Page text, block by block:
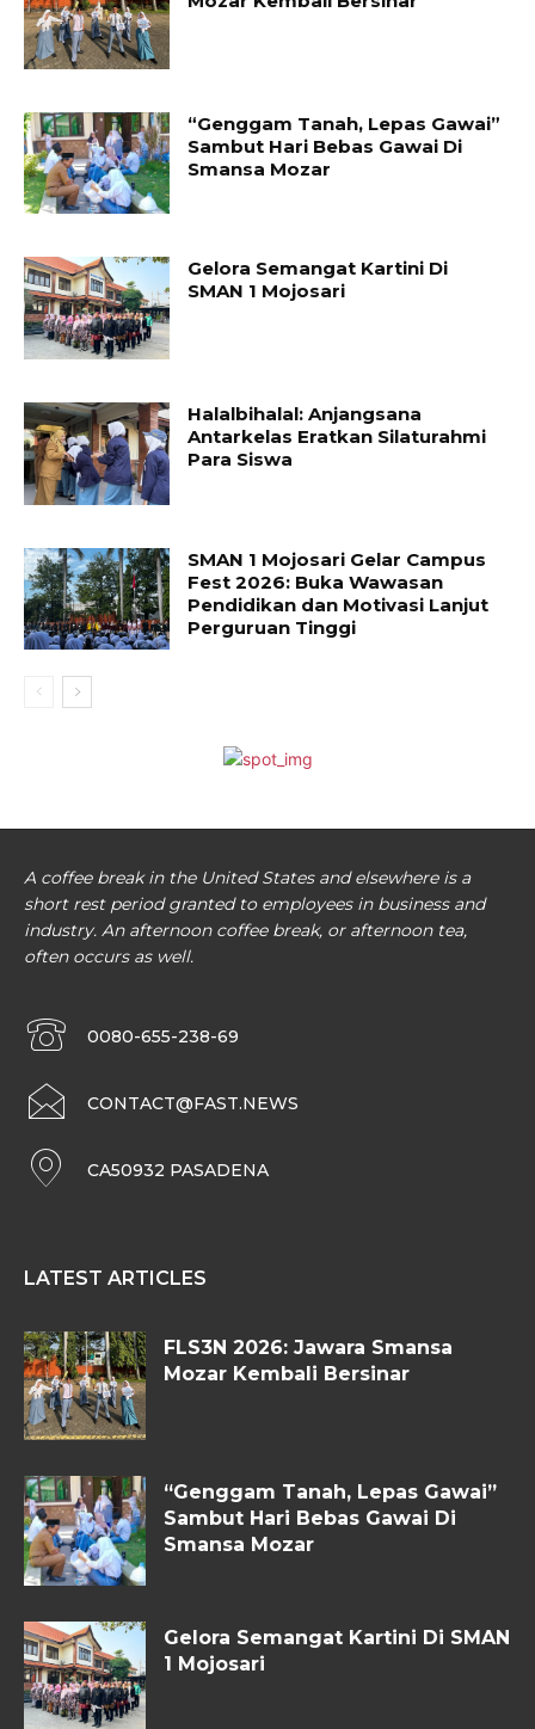
“Genggam Tanah, Lepas Gawai”
Sambut Hari Bebas Gawai Di
Smansa Mozar
Gelora Semangat Kartini Di
SMAN 1 Mojosari
Halalbihalal: Anjangsana
Antarkelas Eratkan Silaturahmi
Para Siswa
SMAN 1 Mojosari Gelar Campus
Fest 2026: Buka Wawasan
Pendidikan dan Motivasi Lanjut
Perguruan Tinggi
A coffee break in the United States and elsewhere is a
short rest period granted to employees in business and
industry. An afternoon coffee break, or afternoon tea,
often occurs as well.
0080-655-238-69
CONTACT@FAST.NEWS
CA50932 PASADENA
LATEST ARTICLES
FLS3N 2026: Jawara Smansa
Mozar Kembali Bersinar
“Genggam Tanah, Lepas Gawai”
Sambut Hari Bebas Gawai Di
Smansa Mozar
Gelora Semangat Kartini Di SMAN
1 Mojosari